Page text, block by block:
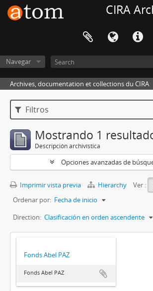
CIRA
Navegar
Archives, documentation et collections du CIRA
Filtros
Mostrando 1
Descripción archivística
Opciones avanzadas de
Imprimir vista previa Hierarchy
Ver :
Ordenar por: Fecha de inicio
Direction: Clasificación en orden ascendente
Fonds Abel PAZ
Fonds Abel PAZ